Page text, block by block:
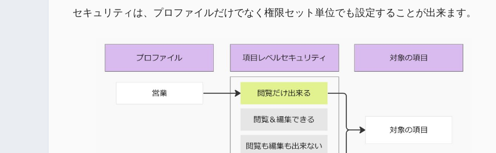
セキュリティは、プロファイルだけでなく権限セット単位でも設定することが出来ます。